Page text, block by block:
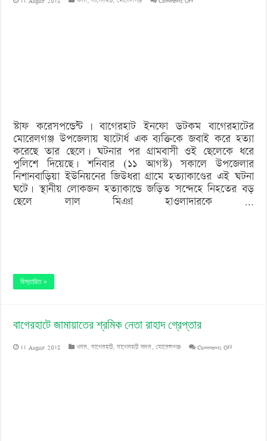
দিল
গ্রামবাসী
স্টাফ করেসপন্ডেন্ট | বাগেরহাট ইনফো ডটকম বাগেরহাটের
মোরেলগঞ্জ উপজেলায় ষাটোর্ধ এক ব্যক্তিকে জবাই করে হত্যা
করেছে তার ছেলে। ঘটনার পর গ্রামবাসী ওই ছেলেকে ধরে
পুলিশে দিয়েছে। শনিবার (১১ আগস্ট) সকালে উপজেলার
নিশানবাড়িয়া ইউনিয়নের জিউধরা গ্রামে হত্যাকাণ্ডের এই ঘটনা
ঘটে। স্থানীয় লোকজন হত্যাকান্ডে জড়িত সন্দেহে নিহতের বড়
ছেলে লাল মিঞা হাওলাদারকে …
বিস্তারিত »
বাগেরহাটে জামায়াতের শ্রমিক নেতা রাহাদ গ্রেপ্তার
11 August 2018 খবর,বাগেরহাট,বাগেরহাট সদর,মোরেলগঞ্জ Comments Offon